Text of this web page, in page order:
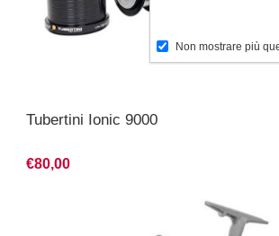
Tubertini Ionic 9000
€80,00
Non mostrare più